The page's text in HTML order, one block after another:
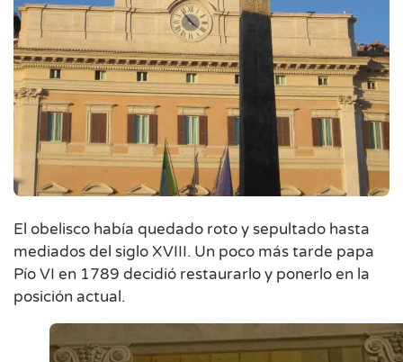
El obelisco había quedado roto y sepultado hasta
mediados del siglo XVIII. Un poco más tarde papa
Pío VI en 1789 decidió restaurarlo y ponerlo en la
posición actual.